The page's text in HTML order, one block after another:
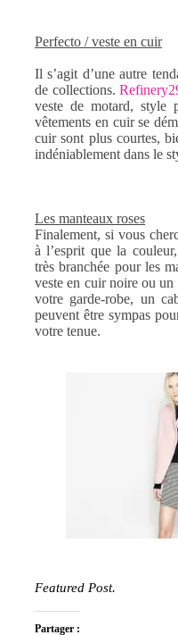
Perfecto / veste en cuir
Il s’agit d’une autre
de collections.
veste de motard, style
vêtements en cuir se
cuir sont plus courtes,
indéniablement dans le
Les manteaux roses
Finalement, si vous
à l’esprit que la
très branchée pour les
veste en cuir noire ou
votre garde-robe, un
peuvent être sympas
votre tenue.
Featured Post.
Partager :